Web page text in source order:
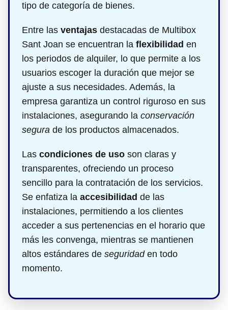
tipo de categoría de bienes.
Entre las ventajas destacadas de Multibox
Sant Joan se encuentran la flexibilidad en
los periodos de alquiler, lo que permite a los
usuarios escoger la duración que mejor se
ajuste a sus necesidades. Además, la
empresa garantiza un control riguroso en sus
instalaciones, asegurando la conservación
segura de los productos almacenados.
Las condiciones de uso son claras y
transparentes, ofreciendo un proceso
sencillo para la contratación de los servicios.
Se enfatiza la accesibilidad de las
instalaciones, permitiendo a los clientes
acceder a sus pertenencias en el horario que
más les convenga, mientras se mantienen
altos estándares de seguridaden todo
momento.